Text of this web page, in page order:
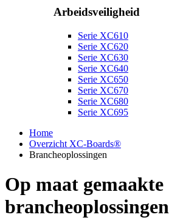
Arbeidsveiligheid
Serie XC610
Serie XC620
Serie XC630
Serie XC640
Serie XC650
Serie XC670
Serie XC680
Serie XC695
Home
Overzicht XC-Boards®
Brancheoplossingen
Op maat gemaakte
brancheoplossingen